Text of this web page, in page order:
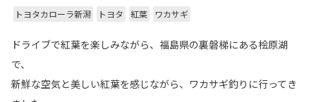
トヨタカローラ新潟 トヨタ 紅葉 ワカサギ
ドライブで紅葉を楽しみながら、福島県の裏磐梯にある桧原湖
で、
新鮮な空気と美しい紅葉を感じながら、ワカサギ釣りに行ってき